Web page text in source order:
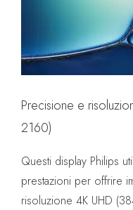
Precisione e
2160)
Questi display Philips
prestazioni per offrire
risoluzione 4K UHD